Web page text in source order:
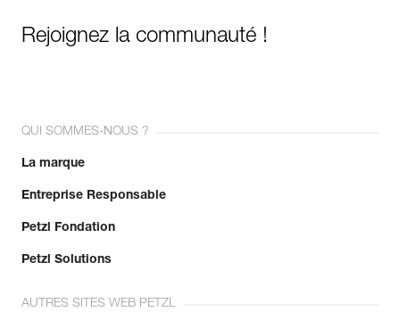
Rejoignez la communauté !
QUI SOMMES-NOUS ?
La marque
Entreprise Responsable
Petzl Fondation
Petzl Solutions
AUTRES SITES WEB PETZL